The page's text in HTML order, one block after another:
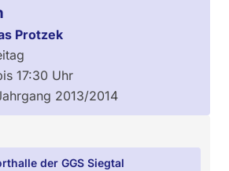
Protzek
17:30 Uhr
2013/2014
der GGS Siegtal